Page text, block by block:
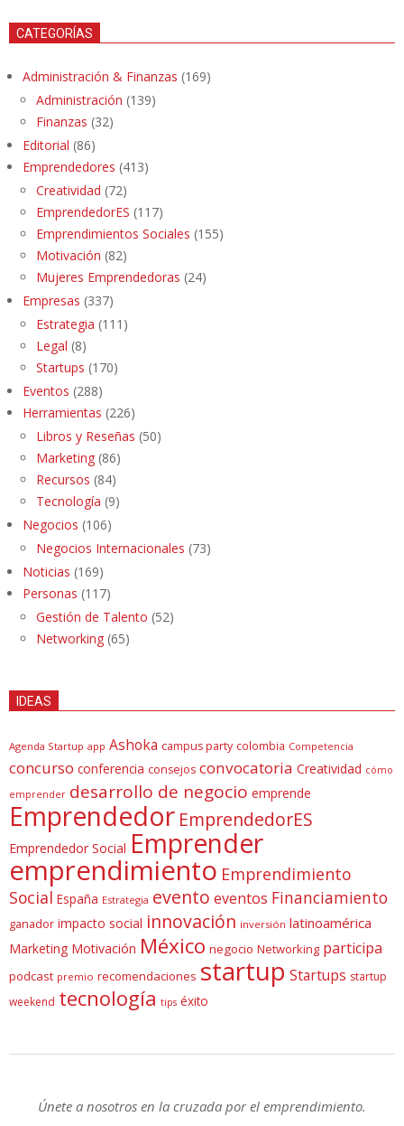
CATEGORÍAS
Administración & Finanzas (169)
Administración (139)
Finanzas (32)
Editorial (86)
Emprendedores (413)
Creatividad (72)
EmprendedorES (117)
Emprendimientos Sociales (155)
Motivación (82)
Mujeres Emprendedoras (24)
Empresas (337)
Estrategia (111)
Legal (8)
Startups (170)
Eventos (288)
Herramientas (226)
Libros y Reseñas (50)
Marketing (86)
Recursos (84)
Tecnología (9)
Negocios (106)
Negocios Internacionales (73)
Noticias (169)
Personas (117)
Gestión de Talento (52)
Networking (65)
IDEAS
Agenda Startup app Ashoka campus party colombia Competencia
concurso conferencia consejos convocatoria Creatividad cómo
emprender desarrollo de negocio emprende
Emprendedor EmprendedorES
Emprendedor Social Emprender
emprendimiento Emprendimiento
Social España Estrategia evento eventos Financiamiento
ganador impacto social innovación inversión latinoamérica
Marketing Motivación México negocio Networking participa
podcast premio recomendaciones startup Startups startup
weekend tecnología tips éxito
Únete a nosotros en la cruzada por el emprendimiento.